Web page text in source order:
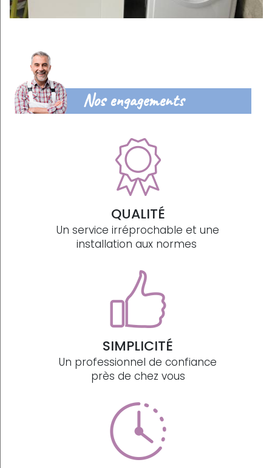
Nos engagements
QUALITÉ
Un service irréprochable et une
installation aux normes
SIMPLICITÉ
Un professionnel de confiance
près de chez vous